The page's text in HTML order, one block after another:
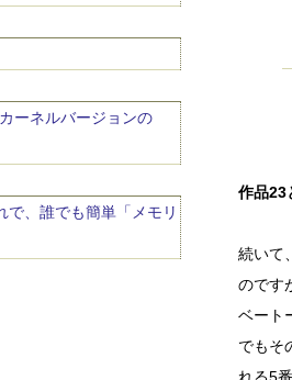
ーネルバージョンの
で、誰でも簡単「メモリ
作品23
続いて
のです
ベート
でもそ